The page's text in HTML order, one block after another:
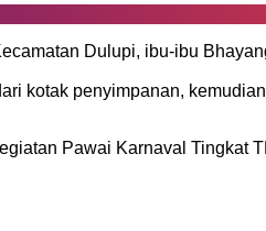
Dulupi, ibu-ibu
kotak penyimpanan,
Pawai Karnaval Tingkat